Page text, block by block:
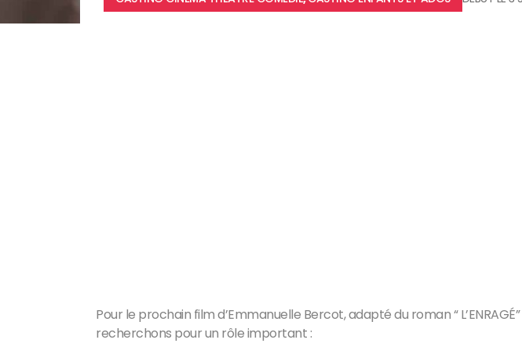
Pour le prochain film d’Emmanuelle Bercot, adapté du roman “
recherchons pour un rôle important :